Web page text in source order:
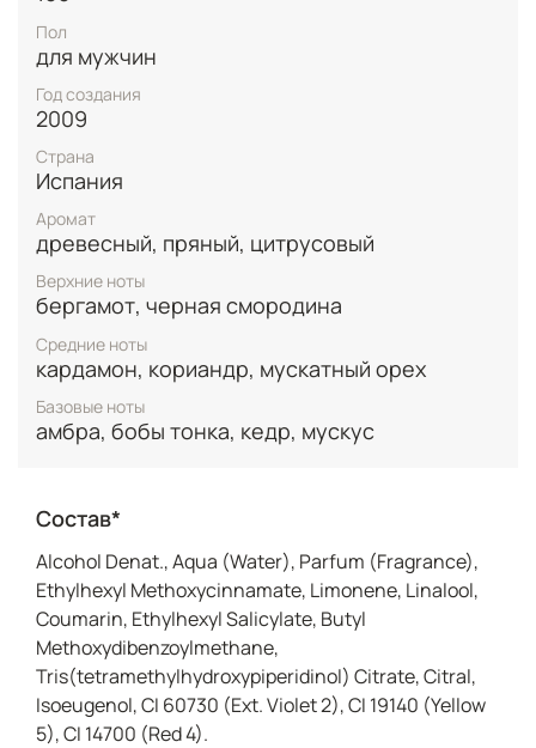
искусную игру обольщения. Сердце аромата
пробуждает желание соблазнительной пряностью
кориандра, остротой мускатного ореха и
пикантной горчинкой кардамона, создавая
Завершается этот ночной соблазнитель чистым
кедровым дыханием, которое сливается с
афродизиачным терпко-сладостным звучанием
бобов тонка, смолистой амбры и бархатистого
мускуса, превращаясь в томный афродизиачный
эликсир.
Пол
для мужчин
Год создания
2009
Страна
Испания
Аромат
древесный, пряный, цитрусовый
Верхние ноты
бергамот, черная смородина
Средние ноты
кардамон, кориандр, мускатный орех
Базовые ноты
амбра, бобы тонка, кедр, мускус
Состав*
Alcohol Denat., Aqua (Water), Parfum (Fragrance),
Ethylhexyl Methoxycinnamate, Limonene, Linalool,
Coumarin, Ethylhexyl Salicylate, Butyl
Methoxydibenzoylmethane,
Tris(tetramethylhydroxypiperidinol) Citrate, Citral,
Isoeugenol, CI 60730 (Ext. Violet 2), CI 19140 (Yellow
5), CI 14700 (Red 4).